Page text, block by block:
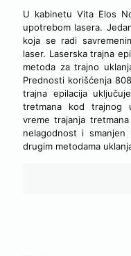
U kabinetu Vita Elos
upotrebom lasera.
koja se radi
laser. Laserska trajna
metoda za trajno
Prednosti korišćenja
trajna epilacija
tretmana kod trajnog
vreme trajanja
nelagodnost i
drugim metodama